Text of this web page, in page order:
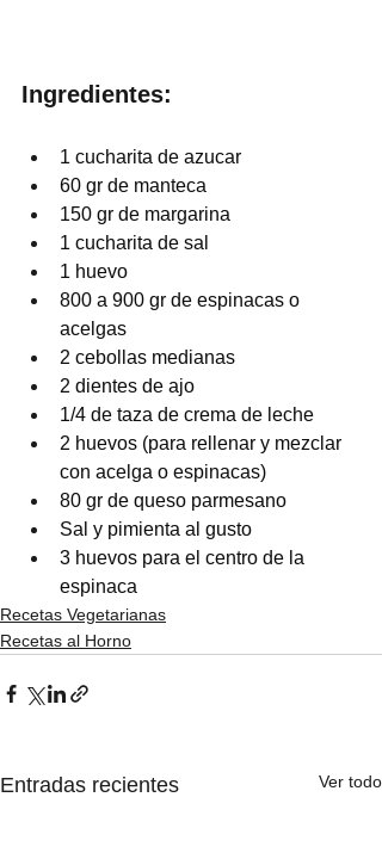
Ingredientes:
1 cucharita de azucar
60 gr de manteca
150 gr de margarina
1 cucharita de sal
1 huevo
800 a 900 gr de espinacas o
acelgas
2 cebollas medianas
2 dientes de ajo
1/4 de taza de crema de leche
2 huevos (para rellenar y mezclar
con acelga o espinacas)
80 gr de queso parmesano
Sal y pimienta al gusto
3 huevos para el centro de la
espinaca
Recetas Vegetarianas
Recetas al Horno
Entradas recientes Ver todo